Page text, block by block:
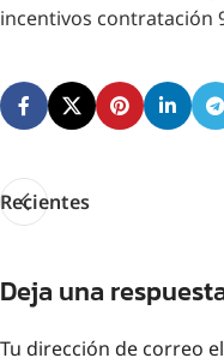
incentivos contratación
Recientes
Deja una
Tu dirección de correo